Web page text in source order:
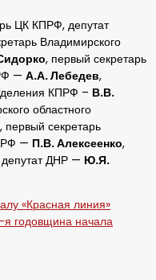
ЦК КПРФ, депутат
Владимирского
, первый секретарь
— А.А. Лебедев,
КПРФ – В.В.
областного
, первый секретарь
— П.В. Алексеенко,
депутат ДНР — Ю.Я.
«Красная линия»
годовщина начала